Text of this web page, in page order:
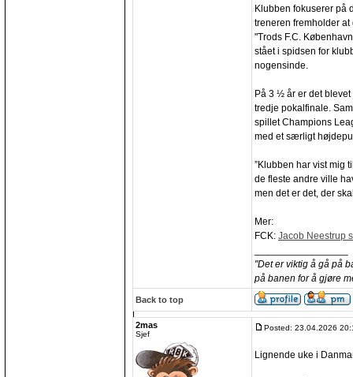
Klubben fokuserer på
treneren fremholder
"Trods F.C.
stået i spidsen for
nogensinde.
På 3 ½ år er det
tredje pokalfinale.
spillet Champions
med et særligt
”Klubben har vist mig
de fleste andre ville
men det er det, der
Mer:
FCK: Jacob Neestrup
"Det er viktig å gå på
på banen for å gjøre
Back to top
2mas
Sjef
Posted: 23.04.2026
Lignende uke i